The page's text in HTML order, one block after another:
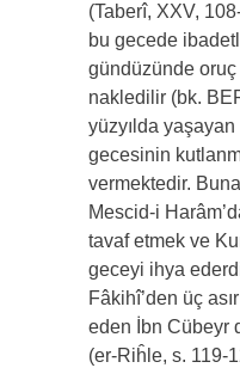
(Taberî, XXV,
bu gecede
gündüzünde oruç
nakledilir (bk.
yüzyılda
gecesinin
vermektedir.
Mescid-i
tavaf etmek ve
geceyi ihya
Fâkihî’den üç
eden İbn Cübeyr
(er-Riĥle, s. 119-